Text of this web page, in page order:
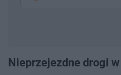
Nieprzejezdne drogi